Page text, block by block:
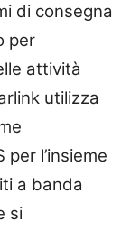
di consegna
per
attività
utilizza
per l’insieme
a banda
si